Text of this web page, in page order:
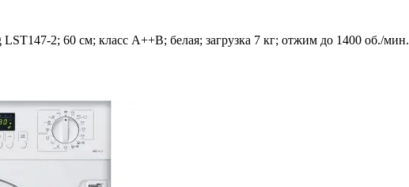
2; 60 см; класс А++В; белая; загрузка 7 кг; отжим до 1400 об./мин.